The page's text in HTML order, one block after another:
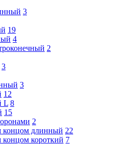
3
19
4
2
3
3
12
L 8
15
2
концом длинный 22
концом короткий 7